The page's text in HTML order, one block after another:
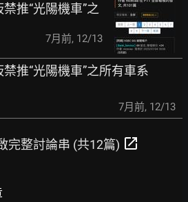
推“光陽機車”之
7月前, 12/13
禁推“光陽機車”之所有車系
7月前, 12/13
完整討論串 (共12篇) open_in_new